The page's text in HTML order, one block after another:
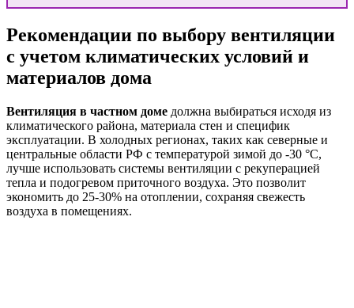
Рекомендации по выбору вентиляции
с учетом климатических условий и
материалов дома
Вентиляция в частном доме должна выбираться исходя из
климатического района, материала стен и специфик
эксплуатации. В холодных регионах, таких как северные и
центральные области РФ с температурой зимой до -30 °C,
лучше использовать системы вентиляции с рекуперацией
тепла и подогревом приточного воздуха. Это позволит
экономить до 25-30% на отоплении, сохраняя свежесть
воздуха в помещениях.